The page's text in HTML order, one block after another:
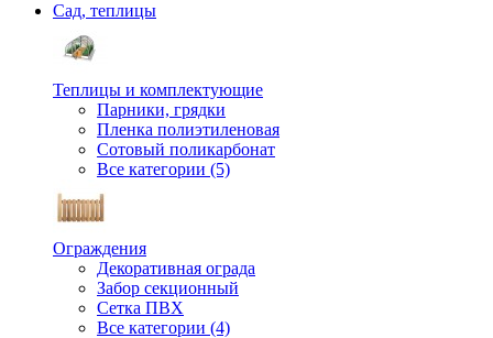
Сад, теплицы
Теплицы и комплектующие
Парники, грядки
Пленка полиэтиленовая
Сотовый поликарбонат
Все категории (5)
Ограждения
Декоративная ограда
Забор секционный
Сетка ПВХ
Все категории (4)